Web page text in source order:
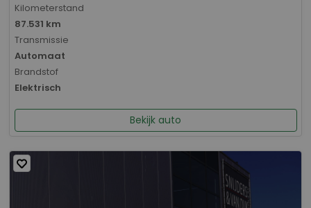
Kilometerstand
87.531 km
Transmissie
Automaat
Brandstof
Elektrisch
Bekijk auto